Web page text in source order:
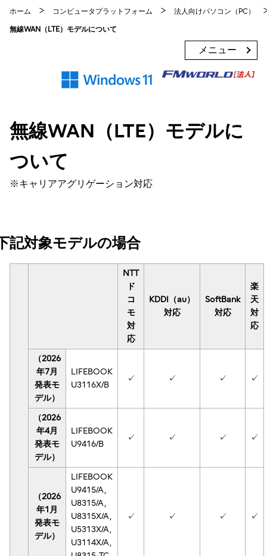
ホーム コンピュータプラットフォーム 法人向けパソコン（PC）
無線WAN（LTE）モデルについて
メニュー
無線WAN（LTE）モデルに
ついて
※キャリアアグリゲーション対応
記対象モデルの場合
NTT
ド
コ
モ
対
応
KDDI（au）
対応
SoftBank
対応
楽
天
対
応
（2026
年7月
発表モ
デル）
LIFEBOOK
U3116X/B
✓ ✓ ✓ ✓
（2026
年4月
発表モ
デル）
LIFEBOOK
U9416/B
✓ ✓ ✓ ✓
（2026
年1月
発表モ
デル）
LIFEBOOK
U9415/A,
U8315/A,
U8315X/A,
U5313X/A,
U3114X/A,
✓ ✓ ✓ ✓